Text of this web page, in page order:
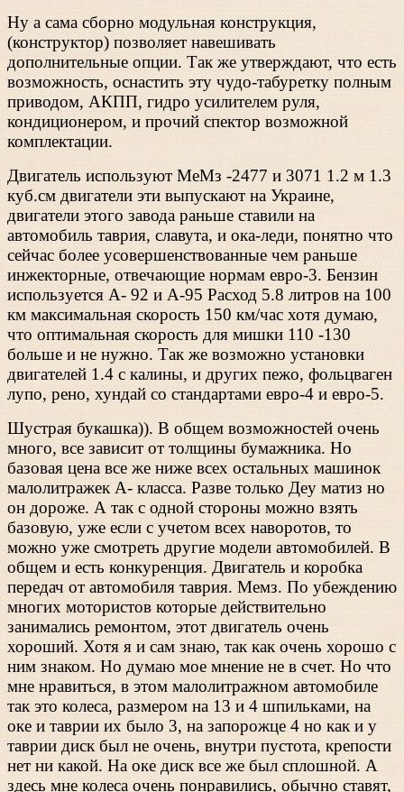
Ну а сама сборно модульная конструкция,
(конструктор) позволяет навешивать
дополнительные опции. Так же утверждают, что есть
возможность, оснастить эту чудо-табуретку полным
приводом, АКПП, гидро усилителем руля,
кондиционером, и прочий спектор возможной
комплектации.
Двигатель используют МеМз -2477 и 3071 1.2 м 1.3
куб.см двигатели эти выпускают на Украине,
двигатели этого завода раньше ставили на
автомобиль таврия, славута, и ока-леди, понятно что
сейчас более усовершенствованные чем раньше
инжекторные, отвечающие нормам евро-3. Бензин
используется А- 92 и А-95 Расход 5.8 литров на 100
км максимальная скорость 150 км/час хотя думаю,
что оптимальная скорость для мишки 110 -130
больше и не нужно. Так же возможно установки
двигателей 1.4 с калины, и других пежо, фольцваген
лупо, рено, хундай со стандартами евро-4 и евро-5.
Шустрая букашка)). В общем возможностей очень
много, все зависит от толщины бумажника. Но
базовая цена все же ниже всех остальных машинок
малолитражек А- класса. Разве только Деу матиз но
он дороже. А так с одной стороны можно взять
базовую, уже если с учетом всех наворотов, то
можно уже смотреть другие модели автомобилей. В
общем и есть конкуренция. Двигатель и коробка
передач от автомобиля таврия. Мемз. По убеждению
многих мотористов которые действительно
занимались ремонтом, этот двигатель очень
хороший. Хотя я и сам знаю, так как очень хорошо с
ним знаком. Но думаю мое мнение не в счет. Но что
мне нравиться, в этом малолитражном автомобиле
так это колеса, размером на 13 и 4 шпильками, на
оке и таврии их было 3, на запорожце 4 но как и у
таврии диск был не очень, внутри пустота, крепости
нет ни какой. На оке диск все же был сплошной. А
здесь мне колеса очень понравились, обычно ставят,